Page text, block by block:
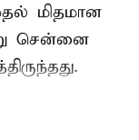
மிதமான
சென்னை